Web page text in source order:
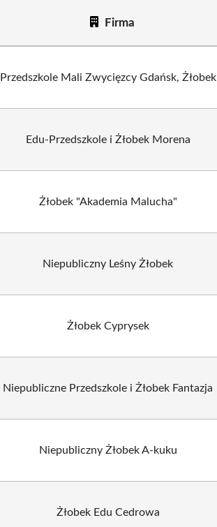
Firma
Przedszkole Mali Zwycięzcy Gdańsk, Żłobek
Edu-Przedszkole i Żłobek Morena
Żłobek "Akademia Malucha"
Niepubliczny Leśny Żłobek
Żłobek Cyprysek
Niepubliczne Przedszkole i Żłobek Fantazja
Niepubliczny Żłobek A-kuku
Żłobek Edu Cedrowa